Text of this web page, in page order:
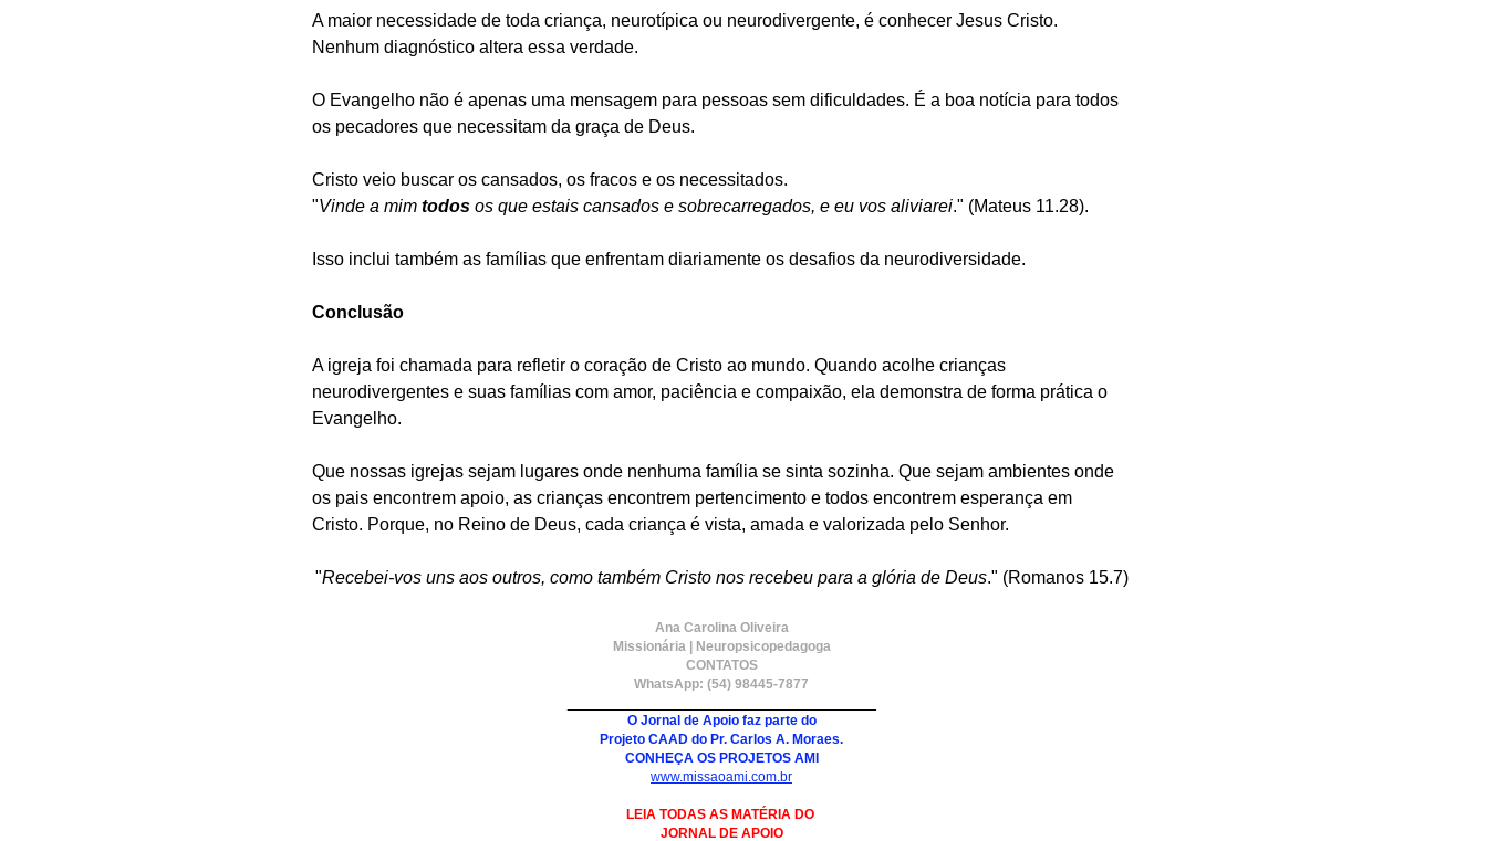
A maior necessidade de toda criança, neurotípica ou neurodivergente, é conhecer Jesus Cristo.
Nenhum diagnóstico altera essa verdade.
O Evangelho não é apenas uma mensagem para pessoas sem dificuldades. É a boa notícia para todos
os pecadores que necessitam da graça de Deus.
Cristo veio buscar os cansados, os fracos e os necessitados.
"Vinde a mim todos os que estais cansados e sobrecarregados, e eu vos aliviarei." (Mateus 11.28).
Isso inclui também as famílias que enfrentam diariamente os desafios da neurodiversidade.
Conclusão
A igreja foi chamada para refletir o coração de Cristo ao mundo. Quando acolhe crianças
neurodivergentes e suas famílias com amor, paciência e compaixão, ela demonstra de forma prática o
Evangelho.
Que nossas igrejas sejam lugares onde nenhuma família se sinta sozinha. Que sejam ambientes onde
os pais encontrem apoio, as crianças encontrem pertencimento e todos encontrem esperança em
Cristo. Porque, no Reino de Deus, cada criança é vista, amada e valorizada pelo Senhor.
"Recebei-vos uns aos outros, como também Cristo nos recebeu para a glória de Deus." (Romanos 15.7)
Ana Carolina Oliveira
Missionária | Neuropsicopedagoga
CONTATOS
WhatsApp: (54) 98445-7877
O Jornal de Apoio faz parte do
Projeto CAAD do Pr. Carlos A. Moraes.
CONHEÇA OS PROJETOS AMI
www.missaoami.com.br
LEIA TODAS AS MATÉRIA DO
JORNAL DE APOIO